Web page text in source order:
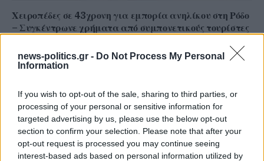
news-politics.gr - Do Not Process My Personal
Information
If you wish to opt-out of the sale, sharing to third parties, or
processing of your personal or sensitive information for
targeted advertising by us, please use the below opt-out
section to confirm your selection. Please note that after your
opt-out request is processed you may continue seeing
interest-based ads based on personal information utilized by
Χειροπέδες σε 43χρονη για εμπορία ανηλίκου στη Ρόδο
– Συγκέντρωνε χρήματα από συμπονετικούς τουρίστες